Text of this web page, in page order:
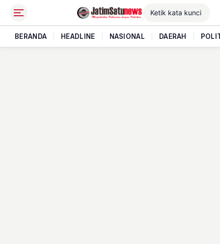
BERANDA HEADLINE NASIONAL DAERAH